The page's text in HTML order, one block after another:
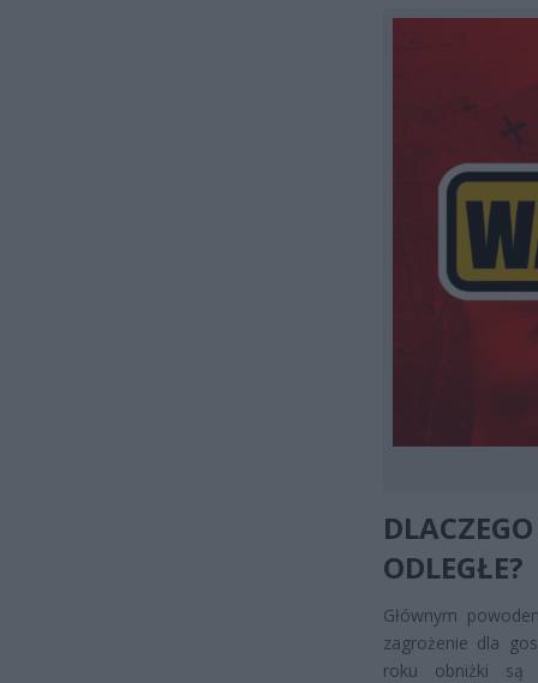
ODLEGŁE?
Głównym
zagrożenie dla
roku obniżki są